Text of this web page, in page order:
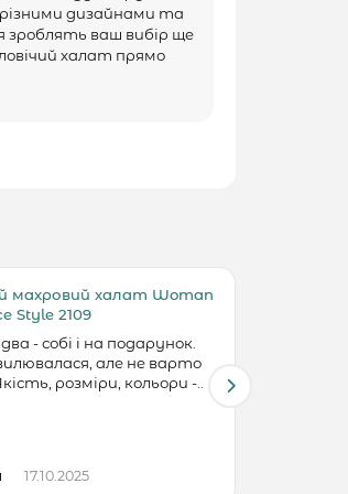
дизайнами та
зроблять ваш вибір ще
халат прямо
махровий халат Woman
Style 2109
- собі і на подарунок.
але не варто
розміри, кольори -..
17.10.2025